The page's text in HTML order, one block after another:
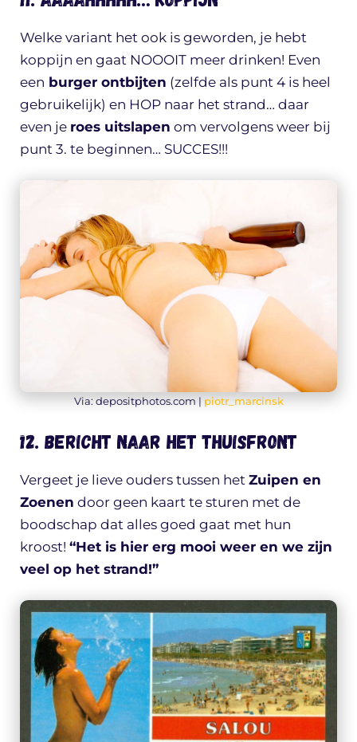
Welke variant het ook is geworden, je hebt
koppijn en gaat NOOOIT meer drinken! Even
een burger ontbijten (zelfde als punt 4 is heel
gebruikelijk) en HOP naar het strand… daar
even je roes uitslapen om vervolgens weer bij
punt 3. te beginnen… SUCCES!!!
Via: depositphotos.com | piotr_marcinsk
12. Bericht naar het thuisfront
Vergeet je lieve ouders tussen het Zuipen en
Zoenen door geen kaart te sturen met de
boodschap dat alles goed gaat met hun
kroost! “Het is hier erg mooi weer en we zijn
veel op het strand!”